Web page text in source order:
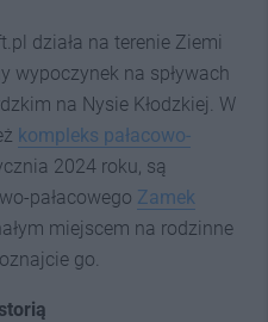
działa na terenie Ziemi
wypoczynek na spływach
na Nysie Kłodzkiej. W
kompleks pałacowo-
2024 roku, są
pałacowego Zamek
miejscem na rodzinne
go.